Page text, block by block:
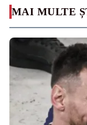
MAI MULTE